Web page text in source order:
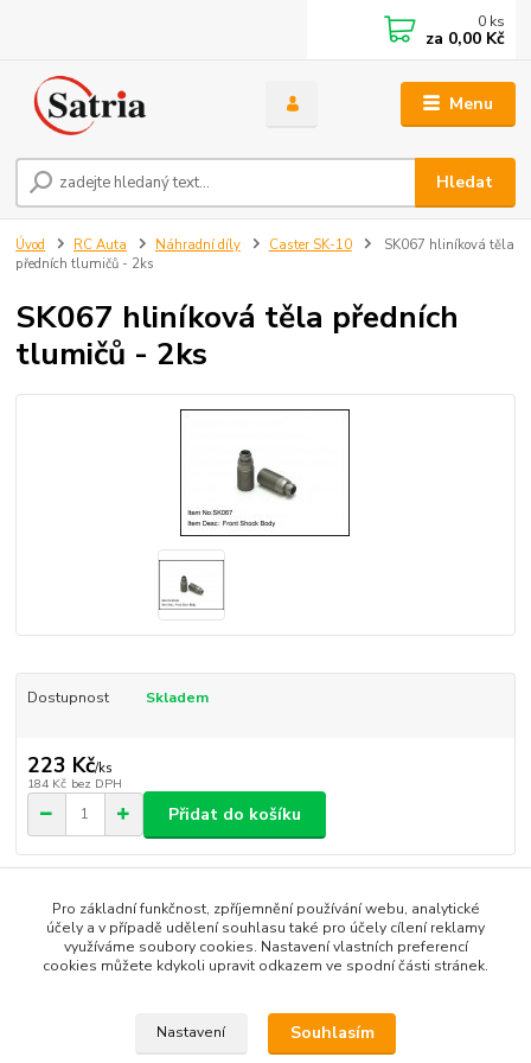
Menu
Hledat
0 ks
za 0,00 Kč
Úvod RC Auta Náhradní díly Caster SK-10
SK067 hliníková těla
předních tlumičů - 2ks
SK067 hliníková těla předních
tlumičů - 2ks
Dostupnost Skladem
223 Kč/ks
184 Kč bez DPH
Přidat do košíku
Zboží zařazeno v kategoriích
Pro základní funkčnost, zpříjemnění používání webu, analytické
účely a v případě udělení souhlasu také pro účely cílení reklamy
využíváme soubory cookies. Nastavení vlastních preferencí
cookies můžete kdykoli upravit odkazem ve spodní části stránek.
Nastavení Souhlasím